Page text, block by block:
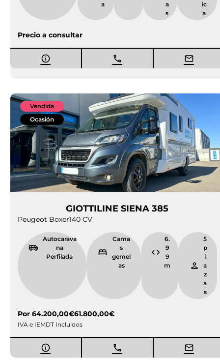
a
a
s
ic
a
Precio a consultar
Vendida
Ocasión
GIOTTILINE SIENA 385
Peugeot Boxer140 CV
Autocarava
na
Perfilada
Cama
s
gemel
as
6.
9
9
m
5
p
l
a
z
a
s
Por64.200,00€61.800,00€
IVA e IEMDT Incluidos